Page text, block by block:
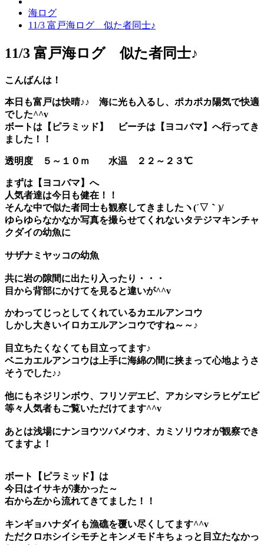
海ログ
11/3 富戸海ログ 似た者同士♪
11/3 富戸海ログ 似た者同士♪
こんばんは！
本日も富戸は快晴♪♪ 海に光も入るし、ポカポカ陽気で快適
でした^^v
ボートは【ピラミッド】 ビーチは【ヨコバマ】へ行ってき
ました！！
透明度 ５～１０ｍ 水温 ２２～２３℃
まずは【ヨコバマ】へ
人気者達は今日も健在！！
そんな中で似た者同士も観察してきましたヽ(´▽｀)/
ゆらゆらなかなか写真を撮らせてくれないタテジマキンチャ
クダイの幼魚に
サザナミヤッコの幼魚
共に岩の隙間に出たり入ったり・・・
目から背部にかけてを見ると違いが^^v
かわってじっとしてくれているカエルアンコウ
しかし大きいイロカエルアンコウですね～～♪
目立ちたくなくても目立ってます♪
ベニカエルアンコウは上手に海綿の間に挟まって心地ようさ
そうでした♪♪
他にもネジリンボウ、フリソデエビ、アカシマシラヒゲエビ
等々人気者もご覧いただけてます^^v
あとは浅場にナンヨウツバメウオ、カミソリウオが観察でき
てますよ！
ボート 【ピラミッド】 は
今日はイサキが凄かった～
右から左から流れてきてました！！
キンギョハナダイも漁礁を覆い尽くしてます^^v
ただクロホシイシモチとキンメモドキちょっと目立たなかっ